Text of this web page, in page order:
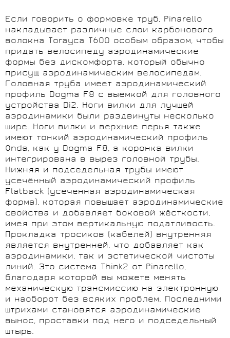
Если говорить о формовке труб, Pinarello
накладывает различные слои карбонового
волокна Torayca T600 особым образом, чтобы
придать велосипеду аэродинамические
формы без дискомфорта, который обычно
присущ аэродинамическим велосипедам.
Головная труба имеет аэродинамический
профиль Dogma F8 с выемкой для головного
устройства Di2. Ноги вилки для лучшей
аэродинамики были раздвинуты несколько
шире. Ноги вилки и верхние перья также
имеют тонкий аэродинамический профиль
Onda, как у Dogma F8, а коронка вилки
интегрирована в вырез головной трубы.
Нижняя и подседельная трубы имеют
усечённый аэродинамический профиль
Flatback (усеченная аэродинамическая
форма), которая повышает аэродинамические
свойства и добавляет боковой жёсткости,
имея при этом вертикальную податливость.
Прокладка тросиков (кабелей) внутренняя
является внутренней, что добавляет как
аэродинамики, так и эстетической чистоты
линий. Это система Think2 от Pinarello,
благодаря которой вы можете менять
механическую трансмиссию на электронную
и наоборот без всяких проблем. Последними
штрихами становятся аэродинамические
вынос, проставки под него и подседельный
штырь.